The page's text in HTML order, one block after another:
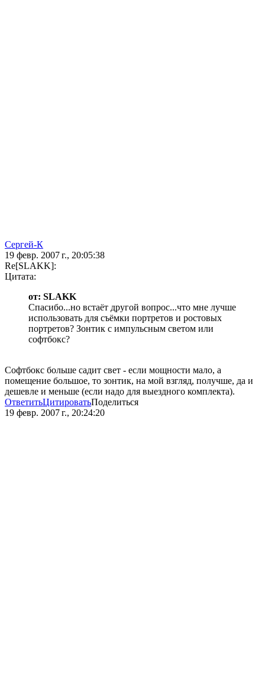
Сергей-К
19 февр. 2007 г., 20:05:38
Re[SLAKK]:
Цитата:
от: SLAKK
Спасибо...но встаёт другой вопрос...что мне лучше
использовать для съёмки портретов и ростовых
портретов? Зонтик с импульсным светом или
софтбокс?
Софтбокс больше садит свет - если мощности мало, а
помещение большое, то зонтик, на мой взгляд, получше, да и
дешевле и меньше (если надо для выездного комплекта).
ОтветитьЦитироватьПоделиться
19 февр. 2007 г., 20:24:20